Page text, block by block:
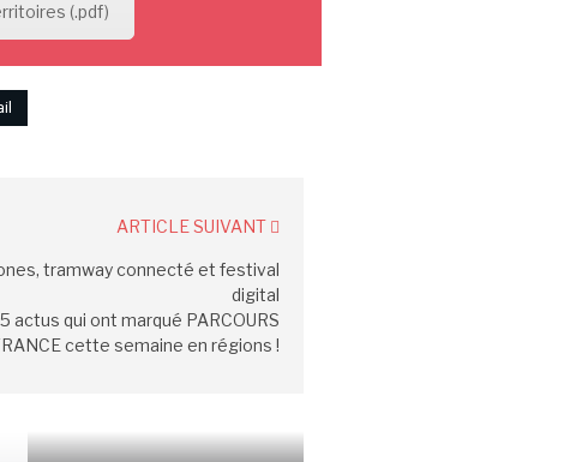
(.pdf)
ARTICLE SUIVANT
tramway connecté et festival
digital
actus qui ont marqué PARCOURS
cette semaine en régions !